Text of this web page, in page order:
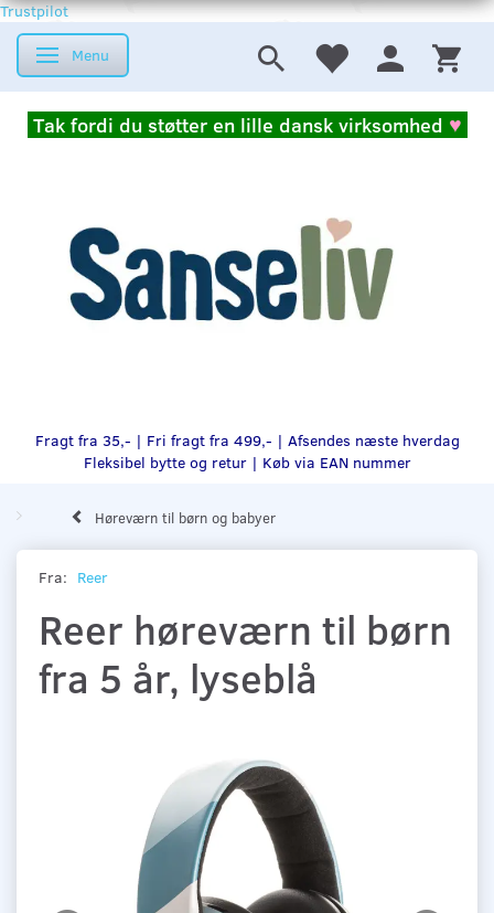
Trustpilot
Skifte navigation
Menu
Tak fordi du støtter en lille dansk virksomhed ♥
Fragt fra 35,- | Fri fragt fra 499,- | Afsendes næste hverdag
Fleksibel bytte og retur | Køb via EAN nummer
Høreværn til børn og babyer
Fra: Reer
Reer høreværn til børn
fra 5 år, lyseblå